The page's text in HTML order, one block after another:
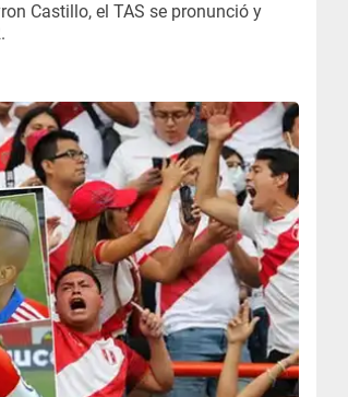
Castillo, el TAS se pronunció y